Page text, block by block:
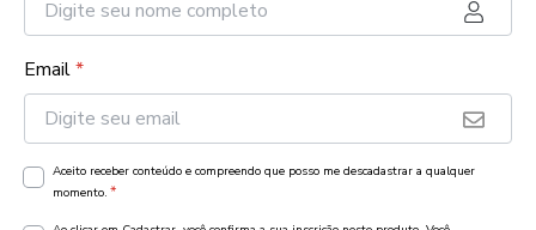
Email*
Aceito receber conteúdo e compreendo que posso me descadastrar a qualquer
momento. *